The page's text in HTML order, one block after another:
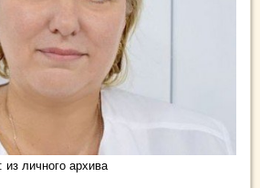
личного архива